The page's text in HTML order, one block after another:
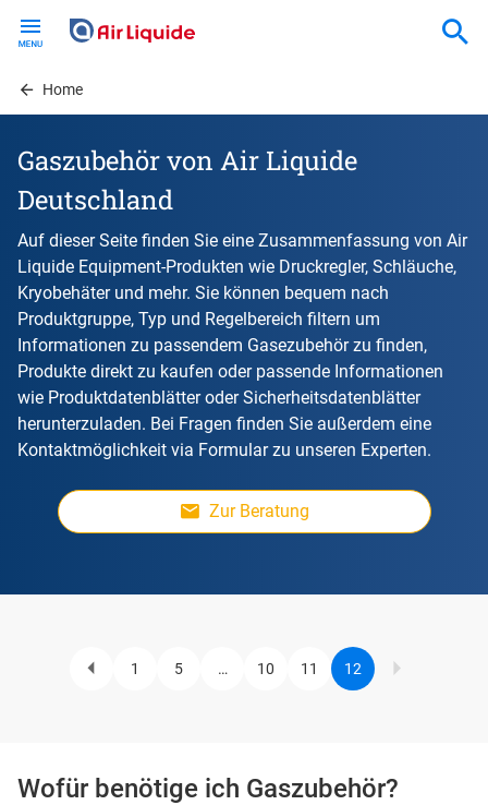
contentHome
Gaszubehör von Air Liquide
Deutschland
Auf dieser Seite finden Sie eine Zusammenfassung von Air
Liquide Equipment-Produkten wie Druckregler, Schläuche,
Kryobehäter und mehr. Sie können bequem nach
Produktgruppe, Typ und Regelbereich filtern um
Informationen zu passendem Gasezubehör zu finden,
Produkte direkt zu kaufen oder passende Informationen
wie Produktdatenblätter oder Sicherheitsdatenblätter
herunterzuladen. Bei Fragen finden Sie außerdem eine
Kontaktmöglichkeit via Formular zu unseren Experten.
Zur Beratung
Pagination
PreviousPage
1 Page
5 … Page
10 Page
11
Current
page
12
Wofür benötige ich Gaszubehör?